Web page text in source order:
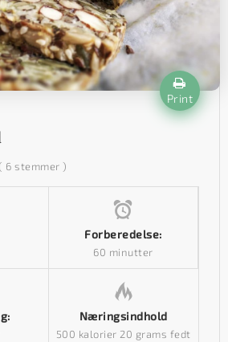
Print
( 6 stemmer )
Forberedelse:
60 minutter
Næringsindhold
500 kalorier 20 grams fedt